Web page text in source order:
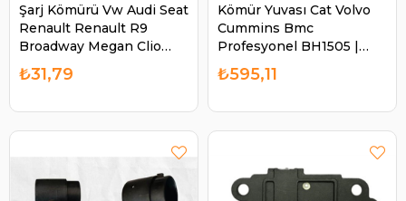
Şarj Kömürü Vw Audi Seat
Renault Renault R9
Broadway Megan Clio
Kango PX-60 Mega
4,5*6,5*15,5 | SINKIPX 60
₺31,79
Kömür Yuvası Cat Volvo
Cummins Bmc
Profesyonel BH1505 |
UNIPOINT BH1505
₺595,11